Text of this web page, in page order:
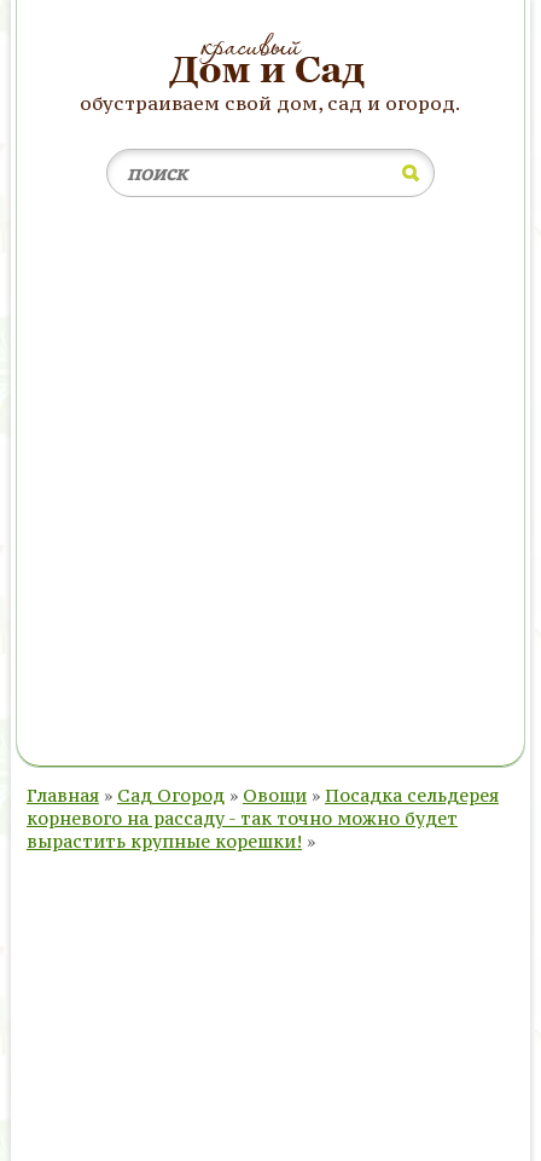
обустраиваем свой дом, сад и огород.
Главная » Сад Огород » Овощи » Посадка сельдерея
корневого на рассаду - так точно можно будет
вырастить крупные корешки! »